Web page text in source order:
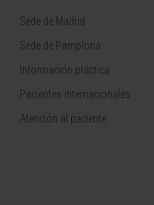
Sede de Madrid
Sede de Pamplona
Información práctica
Pacientes internacionales
Atención al paciente